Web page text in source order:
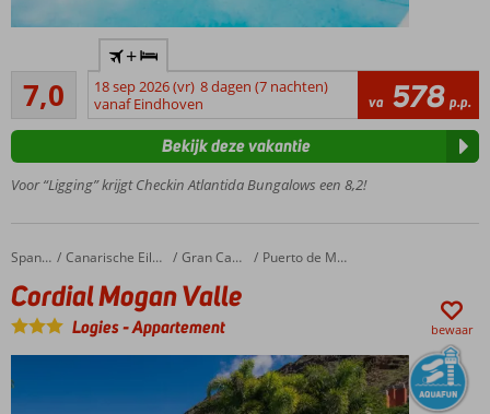
Centrum
Cristianos
en strand
op
Meerdere
zwembaden
Zelf
All
Inclusive
Een fijn
complex
7,0
Voldoende/goed
78
beoordelingen
+
18 sep 2026 (vr) 8 dagen (7 nachten)
vanaf Eindhoven
va 578 p.p.
Voor “Ligging” krijgt Checkin Atlantida Bungalows een 8,2!
Bekijk deze vakantie
Home Spanje Canarische Eilanden Gran Canaria Puerto de Mogan
Cordial Mogan Valle
Cordial Mogan Valle
Logies-Appartement bewaar